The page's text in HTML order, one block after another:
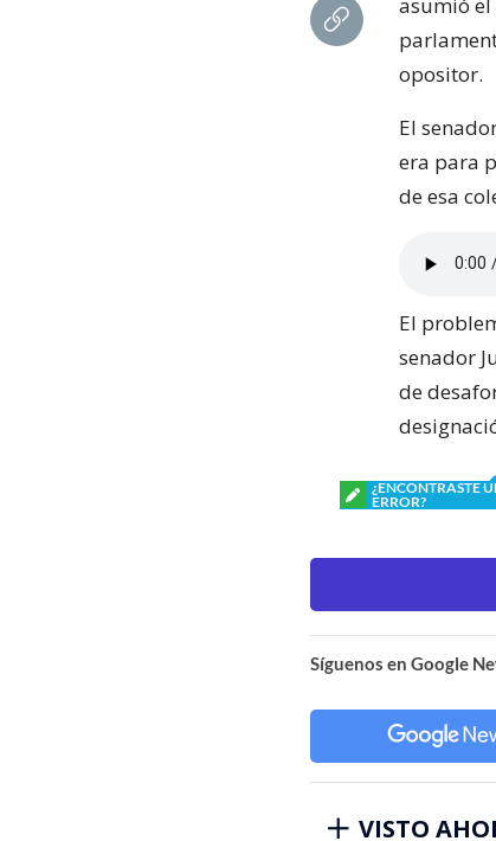
opositor.
El
era para
de esa
El
senador
de
¿ENCONTRASTE
ERROR?
Síguenos en Google
VISTO